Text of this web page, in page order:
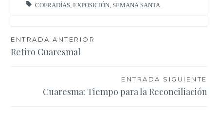
COFRADÍAS ,EXPOSICIÓN SEMANA SANTA
Navegación
de
ENTRADA ANTERIOR
Retiro Cuaresmal
ENTRADA SIGUIENTE
Cuaresma: Tiempo para la Reconciliación